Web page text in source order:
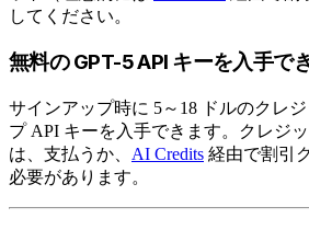
してください。
無料の GPT-5 API キーを入手で
サインアップ時に 5～18 ドルのクレ
プ API キーを入手できます。クレジ
は、支払うか、 AI Credits 経由で割引
必要があります。